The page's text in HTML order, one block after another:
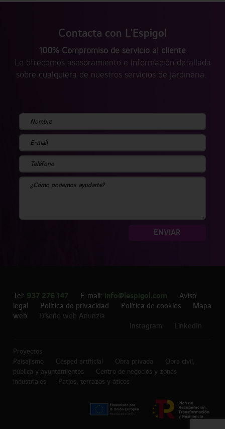
Contacta con L'Espigol
100% Compromiso de servicio al cliente
Le ofrecemos asesoramiento e información detallada
sobre cualquiera de nuestros servicios de jardinería.
ENVIAR
Tel: 937 276 147 E-mail: info@lespigol.com
Aviso
legal
Política de privacidad Política de cookies
Mapa
web
Diseño web Anunzia
Instagram
LinkedIn
Proyectos
Paisajismo
Césped artificial Obra privada
Obra civil,
pública y ayuntamientos
Centro de negocios y zonas
industriales
Patios, terrazas y áticos